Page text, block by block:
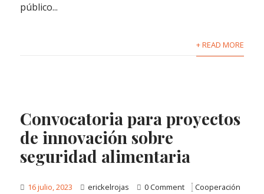
público...
+ READ MORE
Convocatoria para proyectos
de innovación sobre
seguridad alimentaria
16 julio, 2023 erickelrojas 0 Comment
Cooperación